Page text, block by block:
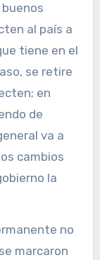
al país a
tiene en el
se retire
en
de
va a
cambios
la
no
marcaron